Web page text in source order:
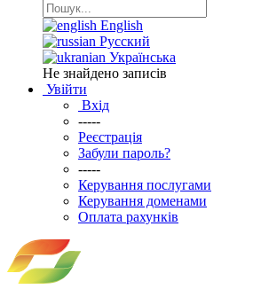
English
Русский
Українська
Не знайдено записів
Увійти
Вхід
-----
Реєстрація
Забули пароль?
-----
Керування послугами
Керування доменами
Оплата рахунків